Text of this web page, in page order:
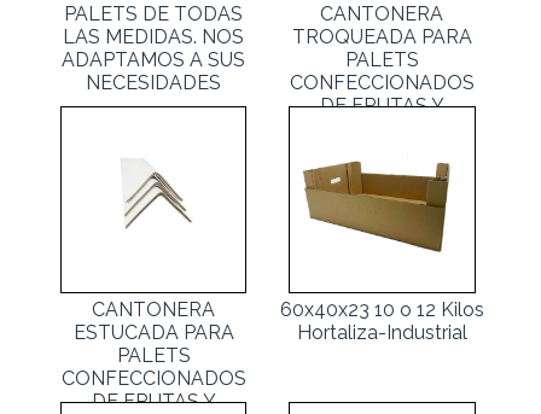
PALETS DE TODAS
LAS MEDIDAS. NOS
ADAPTAMOS A SUS
NECESIDADES
CANTONERA
TROQUEADA PARA
PALETS
CONFECCIONADOS
DE FRUTAS Y
CANTONERA
ESTUCADA PARA
PALETS
CONFECCIONADOS
DE FRUTAS Y
60x40x23 10 o 12 Kilos
Hortaliza-Industrial